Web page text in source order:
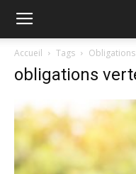
Green
Finance
Accueil Tags
obligations